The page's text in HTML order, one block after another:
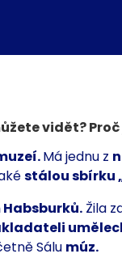
vidět?
Má jednu z
stálou sbírku
Žila
Sálu múz.